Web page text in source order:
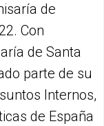
de
Con
de Santa
parte de su
Internos,
de España